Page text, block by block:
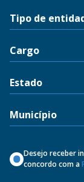
Desejo receber
concordo com a